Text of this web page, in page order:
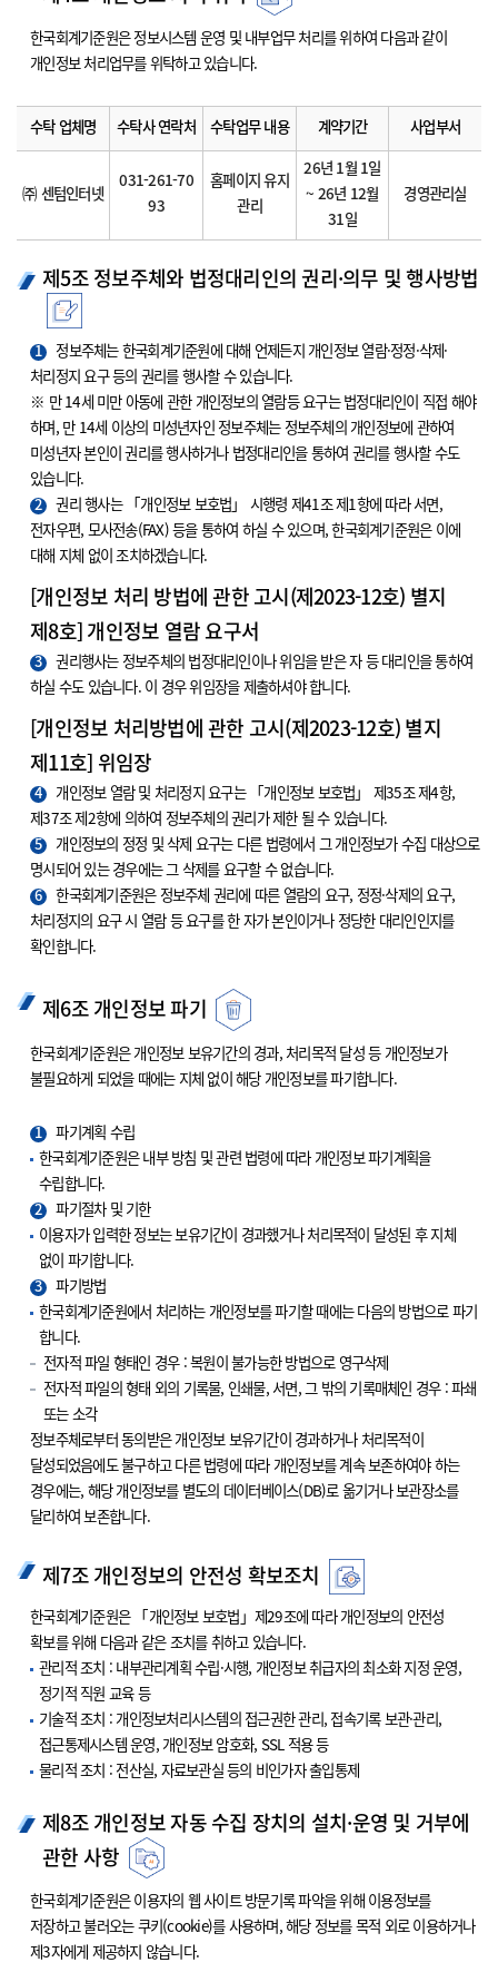
한국회계기준원은 정보시스템 운영 및 내부업무 처리를 위하여 다음과 같이
개인정보 처리업무를 위탁하고 있습니다.
수탁 업체명 수탁사 연락처 수탁업무 내용 계약기간 사업부서
㈜ 센텀인터넷
031-261-70
93
홈페이지 유지
관리
26년 1월 1일
~ 26년 12월
31일
경영관리실
제5조 정보주체와 법정대리인의 권리·의무 및 행사방법
1
정보주체는 한국회계기준원에 대해 언제든지 개인정보 열람·정정·삭제·
처리정지 요구 등의 권리를 행사할 수 있습니다.
※ 만 14세 미만 아동에 관한 개인정보의 열람등 요구는 법정대리인이 직접 해야
하며, 만 14세 이상의 미성년자인 정보주체는 정보주체의 개인정보에 관하여
미성년자 본인이 권리를 행사하거나 법정대리인을 통하여 권리를 행사할 수도
있습니다.
2
권리 행사는 「개인정보 보호법」 시행령 제41조 제1항에 따라 서면,
전자우편, 모사전송(FAX) 등을 통하여 하실 수 있으며, 한국회계기준원은 이에
대해 지체 없이 조치하겠습니다.
[개인정보 처리 방법에 관한 고시(제2023-12호) 별지
제8호] 개인정보 열람 요구서
3
권리행사는 정보주체의 법정대리인이나 위임을 받은 자 등 대리인을 통하여
하실 수도 있습니다. 이 경우 위임장을 제출하셔야 합니다.
[개인정보 처리방법에 관한 고시(제2023-12호) 별지
제11호] 위임장
4
개인정보 열람 및 처리정지 요구는 「개인정보 보호법」 제35조 제4항,
제37조 제2항에 의하여 정보주체의 권리가 제한 될 수 있습니다.
5
개인정보의 정정 및 삭제 요구는 다른 법령에서 그 개인정보가 수집 대상으로
명시되어 있는 경우에는 그 삭제를 요구할 수 없습니다.
6
한국회계기준원은 정보주체 권리에 따른 열람의 요구, 정정·삭제의 요구,
처리정지의 요구 시 열람 등 요구를 한 자가 본인이거나 정당한 대리인인지를
확인합니다.
제6조 개인정보 파기
한국회계기준원은 개인정보 보유기간의 경과, 처리목적 달성 등 개인정보가
불필요하게 되었을 때에는 지체 없이 해당 개인정보를 파기합니다.
1
파기계획 수립
한국회계기준원은 내부 방침 및 관련 법령에 따라 개인정보 파기계획을
수립합니다.
2
파기절차 및 기한
이용자가 입력한 정보는 보유기간이 경과했거나 처리목적이 달성된 후 지체
없이 파기합니다.
3
파기방법
한국회계기준원에서 처리하는 개인정보를 파기할 때에는 다음의 방법으로 파기
합니다.
전자적 파일 형태인 경우 : 복원이 불가능한 방법으로 영구삭제
전자적 파일의 형태 외의 기록물, 인쇄물, 서면, 그 밖의 기록매체인 경우 : 파쇄
또는 소각
정보주체로부터 동의받은 개인정보 보유기간이 경과하거나 처리목적이
달성되었음에도 불구하고 다른 법령에 따라 개인정보를 계속 보존하여야 하는
경우에는, 해당 개인정보를 별도의 데이터베이스(DB)로 옮기거나 보관장소를
달리하여 보존합니다.
제7조 개인정보의 안전성 확보조치
한국회계기준원은 「개인정보 보호법」제29조에 따라 개인정보의 안전성
확보를 위해 다음과 같은 조치를 취하고 있습니다.
관리적 조치 : 내부관리계획 수립·시행, 개인정보 취급자의 최소화 지정 운영,
정기적 직원 교육 등
기술적 조치 : 개인정보처리시스템의 접근권한 관리, 접속기록 보관·관리,
접근통제시스템 운영, 개인정보 암호화, SSL 적용 등
물리적 조치 : 전산실, 자료보관실 등의 비인가자 출입통제
제8조 개인정보 자동 수집 장치의 설치·운영 및 거부에
관한 사항
한국회계기준원은 이용자의 웹 사이트 방문기록 파악을 위해 이용정보를
저장하고 불러오는 쿠키(cookie)를 사용하며, 해당 정보를 목적 외로 이용하거나
제3자에게 제공하지 않습니다.